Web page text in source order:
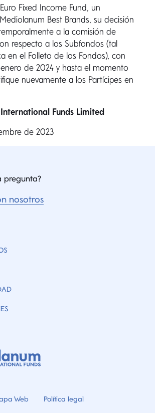
Fixed Income Fund, un
Best Brands, su decisión
a la comisión de
respecto a los Subfondos (tal
en el Folleto de los Fondos), con
de 2024 y hasta el momento
nuevamente a los Partícipes en
Funds Limited
de 2023
pregunta?
nosotros
Web Política legal